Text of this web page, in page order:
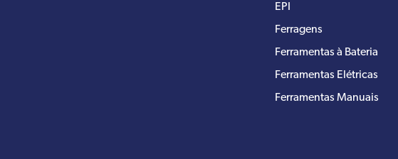
EPI
Ferragens
Ferramentas à Bateria
Ferramentas Elétricas
Ferramentas Manuais